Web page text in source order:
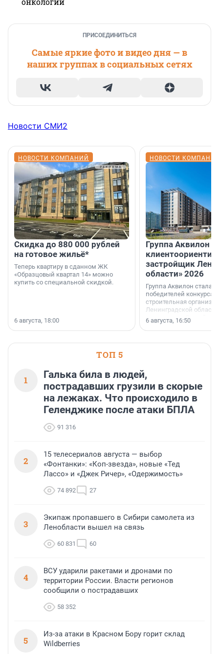
ПРИСОЕДИНИТЬСЯ
Самые яркие фото и видео дня — в
наших группах в социальных сетях
Новости СМИ2
НОВОСТИ КОМПАНИЙ
Скидка до 880 000 рублей
на готовое жильё*
Теперь квартиру в сданном ЖК
«Образцовый квартал 14» можно
купить со специальной скидкой.
6 августа, 18:00
НОВОСТИ
Группа Аквилон
застройщик
области» 2026
Группа Аквилон стала
победителей конкурса
строительная
Ленинградской области
номинации «Самый
застройщик
области».
6 августа, 16:50
ТОП 5
1
Галька била в людей,
пострадавших грузили в скорые
на лежаках. Что происходило в
Геленджике после атаки БПЛА
91 316
2
15 телесериалов августа — выбор
«Фонтанки»: «Коп-звезда», новые «Тед
Лассо» и «Джек Ричер», «Одержимость»
74 892 27
3
Экипаж пропавшего в Сибири самолета из
Ленобласти вышел на связь
60 831 60
4
ВСУ ударили ракетами и дронами по
территории России. Власти регионов
сообщили о пострадавших
58 352
5
Из-за атаки в Красном Бору горит склад
Wildberries